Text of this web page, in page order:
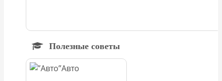
Полезные советы
Авто